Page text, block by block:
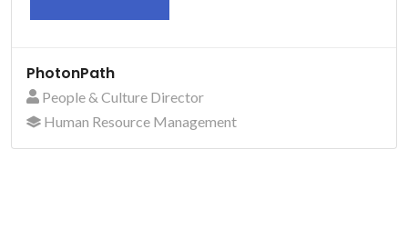
PhotonPath
People & Culture Director
Human Resource Management